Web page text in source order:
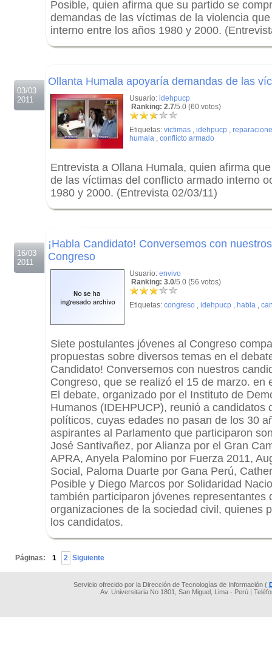
Posible, quien afirma que su partido se
demandas de las víctimas de la violencia
interno entre los años 1980 y 2000.
03/03
2011
Ollanta Humala apoyaría demandas de las
Usuario: idehpucp
Ranking: 2.7/5.0 (60 votos)
Etiquetas: victimas , idehpucp ,
humala , conflicto armado
Entrevista a Ollana Humala, quien afirma
de las víctimas del conflicto armado interno
1980 y 2000. (Entrevista 02/03/11)
16/03
2011
¡Habla Candidato! Conversemos con
Congreso
Usuario: envivo
Ranking: 3.0/5.0 (56 votos)
Etiquetas: congreso , idehpucp , habla ,
Siete postulantes jóvenes al Congreso
propuestas sobre diversos temas en el
Candidato! Conversemos con nuestros
Congreso, que se realizó el 15 de marzo. en
El debate, organizado por el Instituto de
Humanos (IDEHPUCP), reunió a candidatos
políticos, cuyas edades no pasan de los 30
aspirantes al Parlamento que participaron
José Santivañez, por Alianza por el Gran
APRA, Anyela Palomino por Fuerza 2011,
Social, Paloma Duarte por Gana Perú,
Posible y Diego Marcos por Solidaridad
también participaron jóvenes representantes
organizaciones de la sociedad civil, quienes
los candidatos.
Páginas: 1 2 Siguiente
Servicio ofrecido por la Dirección de Tecnologías de Información (
Av. Universitaria No 1801, San Miguel, Lima - Perú |